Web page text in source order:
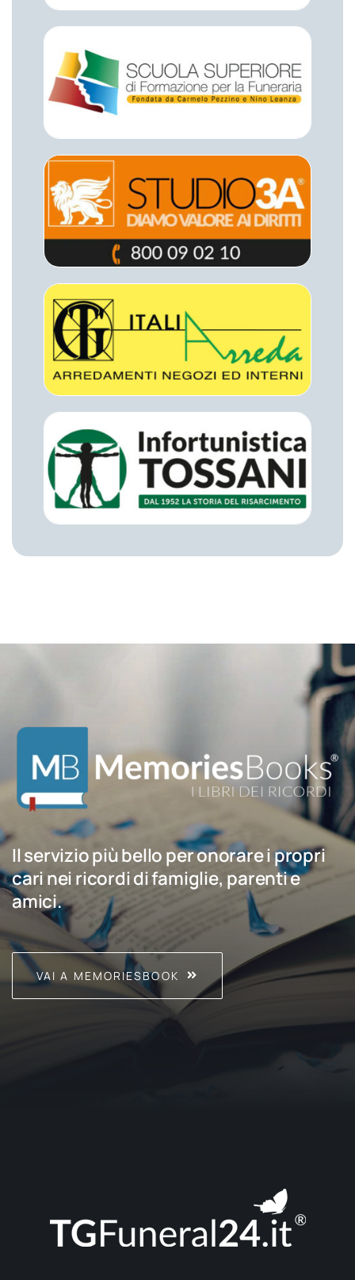
Il servizio più bello per onorare i propri
cari nei ricordi di famiglie, parenti e
amici.
VAI A MEMORIESBOOK